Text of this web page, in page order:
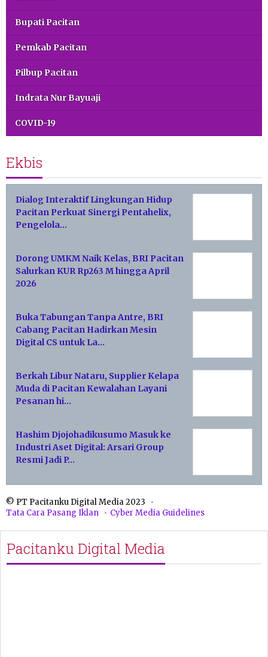
Bupati Pacitan
Pemkab Pacitan
Pilbup Pacitan
Indrata Nur Bayuaji
COVID-19
Ekbis
Dialog Interaktif Lingkungan Hidup
Pacitan Perkuat Sinergi Pentahelix,
Pengelola…
Dorong UMKM Naik Kelas, BRI Pacitan
Salurkan KUR Rp263 M hingga April
2026
Buka Tabungan Tanpa Antre, BRI
Cabang Pacitan Hadirkan Mesin
Digital CS untuk La…
Berkah Libur Nataru, Supplier Kelapa
Muda di Pacitan Kewalahan Layani
Pesanan hi…
Hashim Djojohadikusumo Masuk ke
Industri Aset Digital: Arsari Group
Resmi Jadi P…
© PT Pacitanku Digital Media 2023
Tata Cara Pasang Iklan
Cyber Media Guidelines
Pacitanku Digital Media